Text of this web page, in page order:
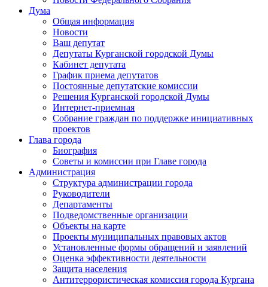
Дума
Общая информация
Новости
Ваш депутат
Депутаты Курганской городской Думы
Кабинет депутата
График приема депутатов
Постоянные депутатские комиссии
Решения Курганской городской Думы
Интернет-приемная
Собрание граждан по поддержке инициативных
проектов
Глава города
Биография
Советы и комиссии при Главе города
Администрация
Структура администрации города
Руководители
Департаменты
Подведомственные организации
Объекты на карте
Проекты муниципальных правовых актов
Установленные формы обращений и заявлений
Оценка эффективности деятельности
Защита населения
Антитеррористическая комиссия города Кургана